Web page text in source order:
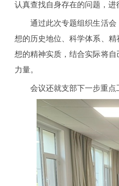
认真查找自身存在的问题，
通过此次专题组织生活会
想的历史地位、科学体系、
想的精神实质，结合实际将
力量。
会议还就支部下一步重点